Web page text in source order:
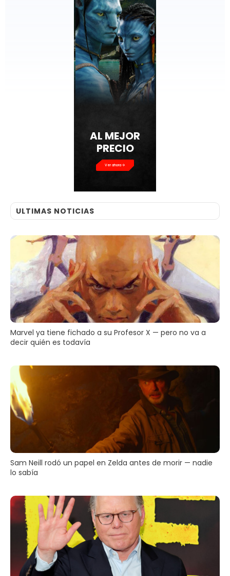
AL MEJOR
PRECIO
Ver ahora
ULTIMAS NOTICIAS
Marvel ya tiene fichado a su Profesor X — pero no va a
decir quién es todavía
Sam Neill rodó un papel en Zelda antes de morir — nadie
lo sabía